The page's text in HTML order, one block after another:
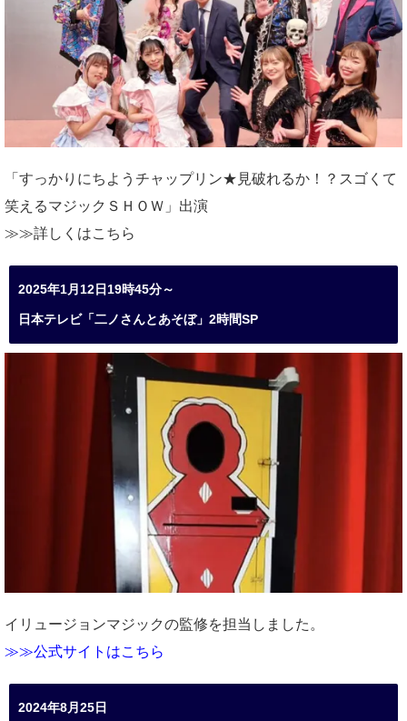
「すっかりにちようチャップリン★見破れるか！？スゴくて
笑えるマジックＳＨＯＷ」出演
≫≫詳しくはこちら
2025年1月12日19時45分～
日本テレビ「二ノさんとあそぼ」2時間SP
イリュージョンマジックの監修を担当しました。
≫≫公式サイトはこちら
2024年8月25日